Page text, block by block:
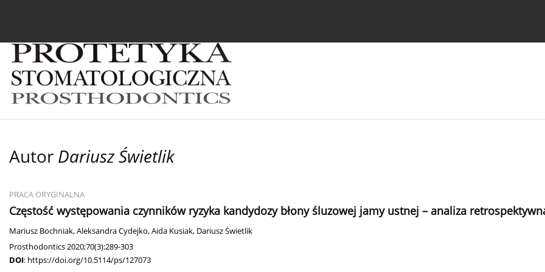
Autor Dariusz Świetlik
PRACA ORYGINALNA
Częstość występowania czynników ryzyka kandydozy błony śluzowej jamy ustnej – analiza
Mariusz Bochniak,Aleksandra Cydejko,Aida Kusiak, Dariusz Świetlik
Prosthodontics 2020;70(3):289-303
DOI: https://doi.org/10.5114/ps/127073